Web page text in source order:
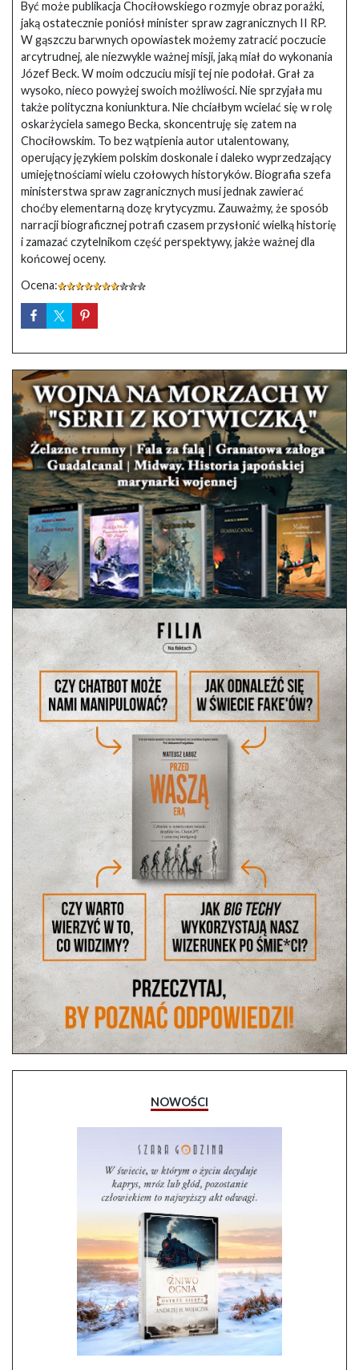
Być może publikacja Chociłowskiego rozmyje obraz porażki,
jaką ostatecznie poniósł minister spraw zagranicznych II RP.
W gąszczu barwnych opowiastek możemy zatracić poczucie
arcytrudnej, ale niezwykle ważnej misji, jaką miał do wykonania
Józef Beck. W moim odczuciu misji tej nie podołał. Grał za
wysoko, nieco powyżej swoich możliwości. Nie sprzyjała mu
także polityczna koniunktura. Nie chciałbym wcielać się w rolę
oskarżyciela samego Becka, skoncentruję się zatem na
Chociłowskim. To bez wątpienia autor utalentowany,
operujący językiem polskim doskonale i daleko wyprzedzający
umiejętnościami wielu czołowych historyków. Biografia szefa
ministerstwa spraw zagranicznych musi jednak zawierać
choćby elementarną dozę krytycyzmu. Zauważmy, że sposób
narracji biograficznej potrafi czasem przysłonić wielką historię
i zamazać czytelnikom część perspektywy, jakże ważnej dla
końcowej oceny.
Ocena:
NOWOŚCI